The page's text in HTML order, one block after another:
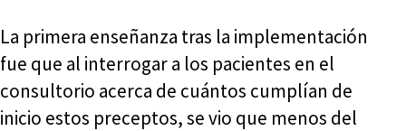
La primera enseñanza tras la implementación
fue que al interrogar a los pacientes en el
consultorio acerca de cuántos cumplían de
inicio estos preceptos, se vio que menos del